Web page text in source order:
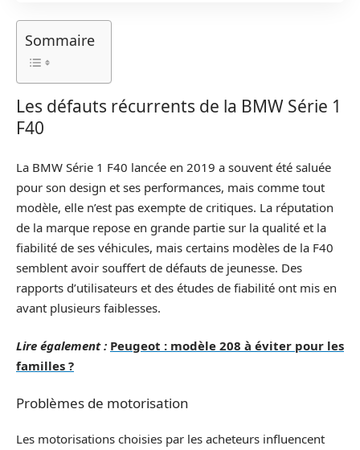
Sommaire
Les défauts récurrents de la BMW Série 1
F40
La BMW Série 1 F40 lancée en 2019 a souvent été saluée
pour son design et ses performances, mais comme tout
modèle, elle n’est pas exempte de critiques. La réputation
de la marque repose en grande partie sur la qualité et la
fiabilité de ses véhicules, mais certains modèles de la F40
semblent avoir souffert de défauts de jeunesse. Des
rapports d’utilisateurs et des études de fiabilité ont mis en
avant plusieurs faiblesses.
Lire également : Peugeot : modèle 208 à éviter pour les
familles ?
Problèmes de motorisation
Les motorisations choisies par les acheteurs influencent